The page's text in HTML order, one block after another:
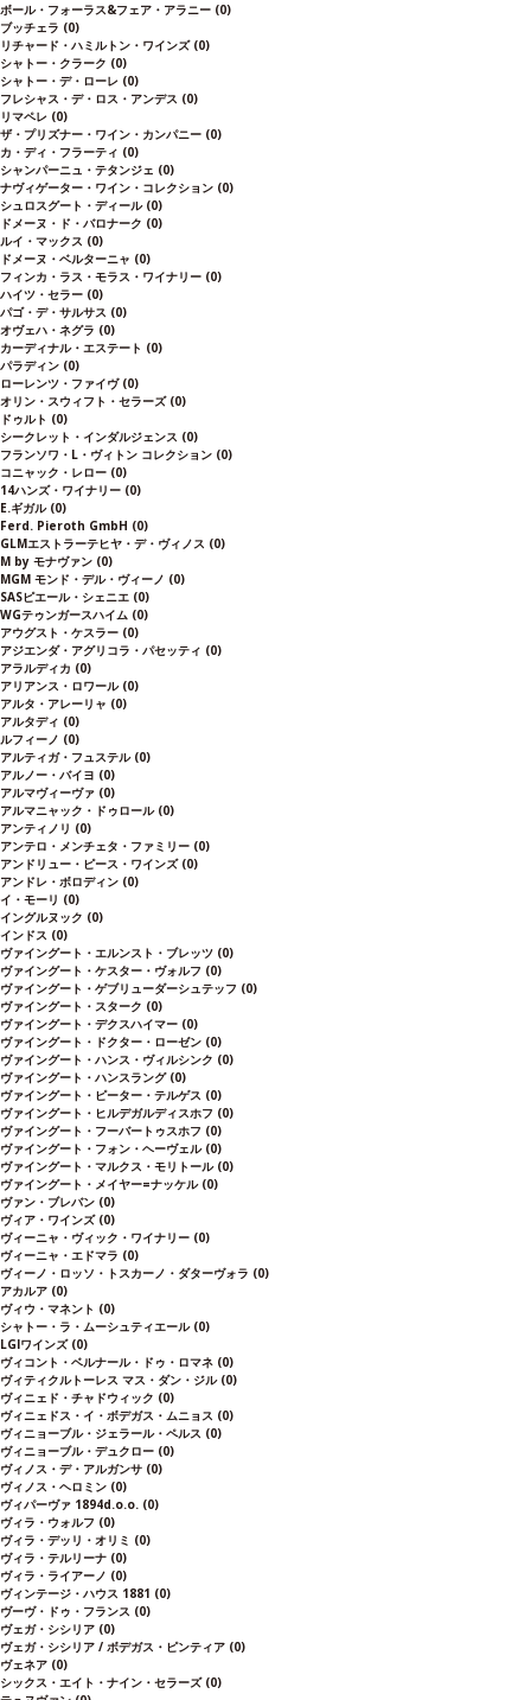
ボール・フォーラス&フェア・アラニー (0)
ブッチェラ (0)
リチャード・ハミルトン・ワインズ (0)
シャトー・クラーク (0)
シャトー・デ・ローレ (0)
フレシャス・デ・ロス・アンデス (0)
リマペレ (0)
ザ・プリズナー・ワイン・カンパニー (0)
カ・ディ・フラーティ (0)
シャンパーニュ・テタンジェ (0)
ナヴィゲーター・ワイン・コレクション (0)
シュロスグート・ディール (0)
ドメーヌ・ド・バロナーク (0)
ルイ・マックス (0)
ドメーヌ・ベルターニャ (0)
フィンカ・ラス・モラス・ワイナリー (0)
ハイツ・セラー (0)
パゴ・デ・サルサス (0)
オヴェハ・ネグラ (0)
カーディナル・エステート (0)
パラディン (0)
ローレンツ・ファイヴ (0)
オリン・スウィフト・セラーズ (0)
ドゥルト (0)
シークレット・インダルジェンス (0)
フランソワ・L・ヴィトン コレクション (0)
コニャック・レロー (0)
14ハンズ・ワイナリー (0)
E.ギガル (0)
Ferd. Pieroth GmbH (0)
GLMエストラーテヒヤ・デ・ヴィノス (0)
M by モナヴァン (0)
MGM モンド・デル・ヴィーノ (0)
SASピエール・シェニエ (0)
WGテゥンガースハイム (0)
アウグスト・ケスラー (0)
アジエンダ・アグリコラ・パセッティ (0)
アラルディカ (0)
アリアンス・ロワール (0)
アルタ・アレーリャ (0)
アルタディ (0)
ルフィーノ (0)
アルティガ・フュステル (0)
アルノー・バイヨ (0)
アルマヴィーヴァ (0)
アルマニャック・ドゥロール (0)
アンティノリ (0)
アンテロ・メンチェタ・ファミリー (0)
アンドリュー・ピース・ワインズ (0)
アンドレ・ボロディン (0)
イ・モーリ (0)
イングルヌック (0)
インドス (0)
ヴァイングート・エルンスト・ブレッツ (0)
ヴァイングート・ケスター・ヴォルフ (0)
ヴァイングート・ゲブリューダーシュテッフ (0)
ヴァイングート・スターク (0)
ヴァイングート・デクスハイマー (0)
ヴァイングート・ドクター・ローゼン (0)
ヴァイングート・ハンス・ヴィルシンク (0)
ヴァイングート・ハンスラング (0)
ヴァイングート・ピーター・テルゲス (0)
ヴァイングート・ヒルデガルディスホフ (0)
ヴァイングート・フーバートゥスホフ (0)
ヴァイングート・フォン・ヘーヴェル (0)
ヴァイングート・マルクス・モリトール (0)
ヴァイングート・メイヤー=ナッケル (0)
ヴァン・ブレバン (0)
ヴィア・ワインズ (0)
ヴィーニャ・ヴィック・ワイナリー (0)
ヴィーニャ・エドマラ (0)
ヴィーノ・ロッソ・トスカーノ・ダターヴォラ (0)
アカルア (0)
ヴィウ・マネント (0)
シャトー・ラ・ムーシュティエール (0)
LGIワインズ (0)
ヴィコント・ベルナール・ドゥ・ロマネ (0)
ヴィティクルトーレス マス・ダン・ジル (0)
ヴィニェド・チャドウィック (0)
ヴィニェドス・イ・ボデガス・ムニョス (0)
ヴィニョーブル・ジェラール・ペルス (0)
ヴィニョーブル・デュクロー (0)
ヴィノス・デ・アルガンサ (0)
ヴィノス・ヘロミン (0)
ヴィパーヴァ 1894d.o.o. (0)
ヴィラ・ウォルフ (0)
ヴィラ・デッリ・オリミ (0)
ヴィラ・テルリーナ (0)
ヴィラ・ライアーノ (0)
ヴィンテージ・ハウス 1881 (0)
ヴーヴ・ドゥ・フランス (0)
ヴェガ・シシリア (0)
ヴェガ・シシリア / ボデガス・ピンティア (0)
ヴェネア (0)
シックス・エイト・ナイン・セラーズ (0)